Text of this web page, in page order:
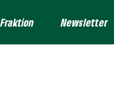
Fraktion Newsletter